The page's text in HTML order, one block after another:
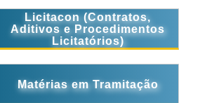
Licitacon (Contratos,
Aditivos e Procedimentos
Licitatórios)
Matérias em Tramitação